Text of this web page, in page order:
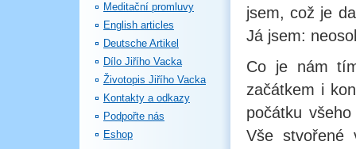
Meditační promluvy
English articles
Deutsche Artikel
Dílo Jiřího Vacka
Životopis Jiřího Vacka
Kontakty a odkazy
Podpořte nás
Eshop
jsem, což je
Já jsem:
Co je nám
začátkem i
počátku
Vše stvořené